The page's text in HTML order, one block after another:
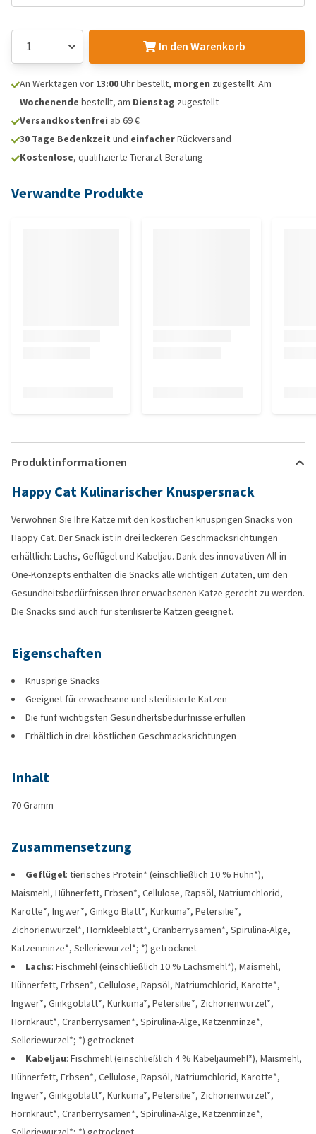
In den Warenkorb
An Werktagen vor 13:00Uhr bestellt, morgen zugestellt. Am
Wochenende bestellt, am Dienstag zugestellt
Versandkostenfrei ab 69 €
30 Tage Bedenkzeit und einfacherRückversand
Kostenlose, qualifizierte Tierarzt-Beratung
Verwandte Produkte
Produktinformationen
Happy Cat Kulinarischer Knuspersnack
Verwöhnen Sie Ihre Katze mit den köstlichen knusprigen Snacks von
Happy Cat. Der Snack ist in drei leckeren Geschmacksrichtungen
erhältlich: Lachs, Geflügel und Kabeljau. Dank des innovativen All-in-
One-Konzepts enthalten die Snacks alle wichtigen Zutaten, um den
Gesundheitsbedürfnissen Ihrer erwachsenen Katze gerecht zu werden.
Die Snacks sind auch für sterilisierte Katzen geeignet.
Eigenschaften
Knusprige Snacks
Geeignet für erwachsene und sterilisierte Katzen
Die fünf wichtigsten Gesundheitsbedürfnisse erfüllen
Erhältlich in drei köstlichen Geschmacksrichtungen
Inhalt
70 Gramm
Zusammensetzung
Geflügel: tierisches Protein* (einschließlich 10 % Huhn*),
Maismehl, Hühnerfett, Erbsen*, Cellulose, Rapsöl, Natriumchlorid,
Karotte*, Ingwer*, Ginkgo Blatt*, Kurkuma*, Petersilie*,
Zichorienwurzel*, Hornkleeblatt*, Cranberrysamen*, Spirulina-Alge,
Katzenminze*, Selleriewurzel*; *) getrocknet
Lachs: Fischmehl (einschließlich 10 % Lachsmehl*), Maismehl,
Hühnerfett, Erbsen*, Cellulose, Rapsöl, Natriumchlorid, Karotte*,
Ingwer*, Ginkgoblatt*, Kurkuma*, Petersilie*, Zichorienwurzel*,
Hornkraut*, Cranberrysamen*, Spirulina-Alge, Katzenminze*,
Selleriewurzel*; *) getrocknet
Kabeljau: Fischmehl (einschließlich 4 % Kabeljaumehl*), Maismehl,
Hühnerfett, Erbsen*, Cellulose, Rapsöl, Natriumchlorid, Karotte*,
Ingwer*, Ginkgoblatt*, Kurkuma*, Petersilie*, Zichorienwurzel*,
Hornkraut*, Cranberrysamen*, Spirulina-Alge, Katzenminze*,